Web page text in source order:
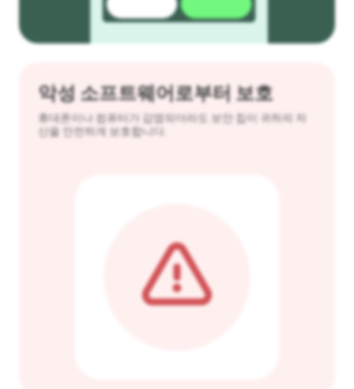
악성 소프트웨어로부터 보호
휴대폰이나 컴퓨터가 감염되더라도 보안 칩이 귀하의 자
산을 안전하게 보호합니다.